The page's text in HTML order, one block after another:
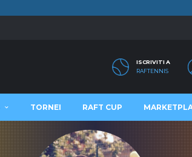
ISCRIVITI A
RAFTENNIS
TORNEI RAFT CUP